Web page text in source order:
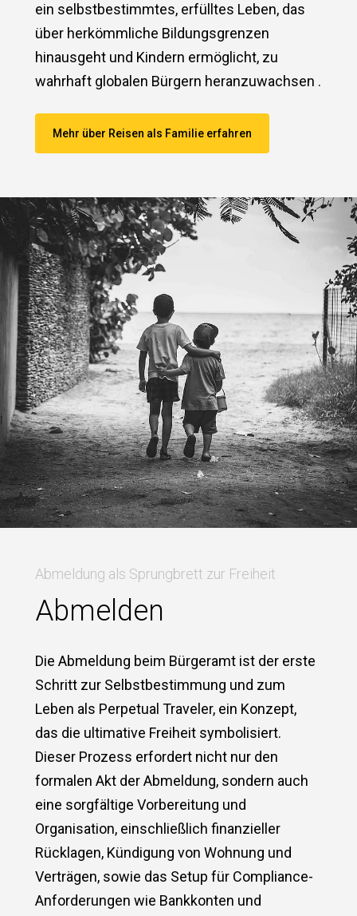
ein selbstbestimmtes, erfülltes Leben, das
über herkömmliche Bildungsgrenzen
hinausgeht und Kindern ermöglicht, zu
wahrhaft globalen Bürgern heranzuwachsen .
Mehr über Reisen als Familie erfahren
Abmeldung als Sprungbrett zur Freiheit
Abmelden
Die Abmeldung beim Bürgeramt ist der erste
Schritt zur Selbstbestimmung und zum
Leben als Perpetual Traveler, ein Konzept,
das die ultimative Freiheit symbolisiert.
Dieser Prozess erfordert nicht nur den
formalen Akt der Abmeldung, sondern auch
eine sorgfältige Vorbereitung und
Organisation, einschließlich finanzieller
Rücklagen, Kündigung von Wohnung und
Verträgen, sowie das Setup für Compliance-
Anforderungen wie Bankkonten und